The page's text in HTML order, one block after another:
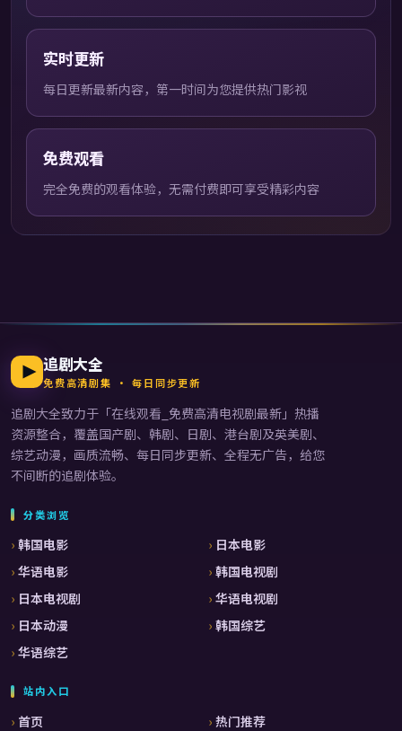
实时更新
每日更新最新内容，第一时间为您提供热门影视
免费观看
完全免费的观看体验，无需付费即可享受精彩内容
追剧大全
免费高清剧集 · 每日同步更新
追剧大全致力于「在线观看_免费高清电视剧最新 」热播
资源整合，覆盖国产剧、韩剧、日剧、港台剧及英美剧、
综艺动漫，画质流畅、每日同步更新、全程无广告，给您
不间断的追剧体验。
分类浏览
韩国电影
日本电影
华语电影
韩国电视剧
日本电视剧
华语电视剧
日本动漫
韩国综艺
华语综艺
站内入口
首页 热门推荐